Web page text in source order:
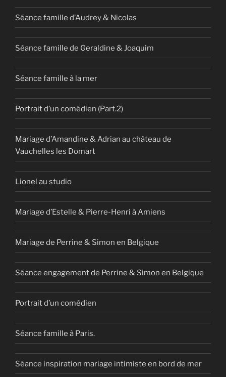
Séance famille d’Audrey & Nicolas
Séance famille de Geraldine & Joaquim
Séance famille à la mer
Portrait d’un comédien (Part.2)
Mariage d’Amandine & Adrian au château de
Vauchelles les Domart
Lionel au studio
Mariage d’Estelle & Pierre-Henri à Amiens
Mariage de Perrine & Simon en Belgique
Séance engagement de Perrine & Simon en Belgique
Portrait d’un comédien
Séance famille à Paris.
Séance inspiration mariage intimiste en bord de mer